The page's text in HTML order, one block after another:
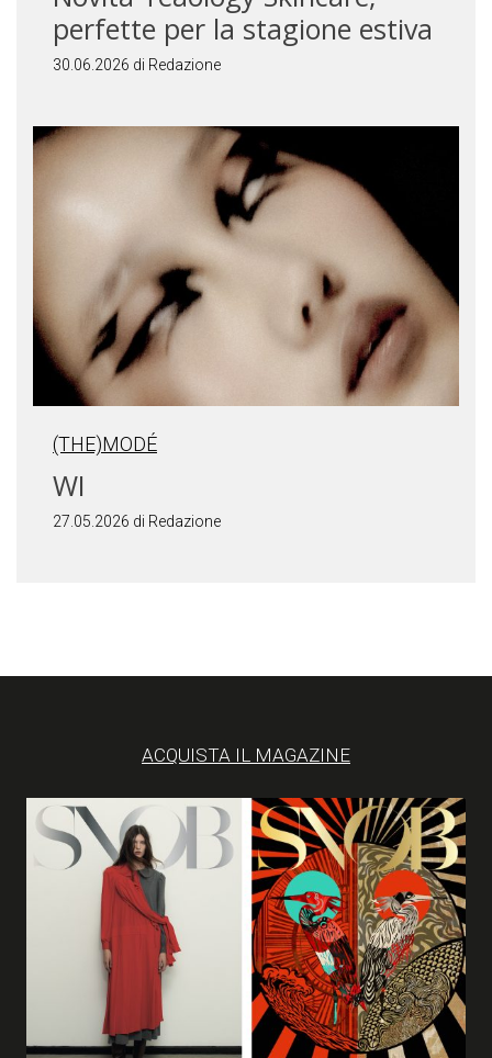
perfette per la stagione estiva
30.06.2026 di Redazione
(THE)MODÉ
WI
27.05.2026 di Redazione
ACQUISTA IL MAGAZINE